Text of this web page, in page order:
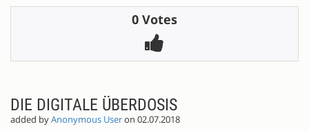
0 Votes
DIE DIGITALE ÜBERDOSIS
added byAnonymous Useron 02.07.2018